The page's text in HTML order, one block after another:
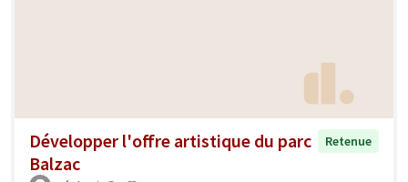
Développer l'offre artistique du parc
Balzac
Retenue